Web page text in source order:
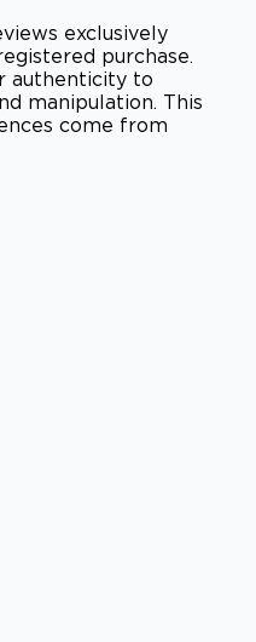
exclusively
purchase.
authenticity to
manipulation. This
come from